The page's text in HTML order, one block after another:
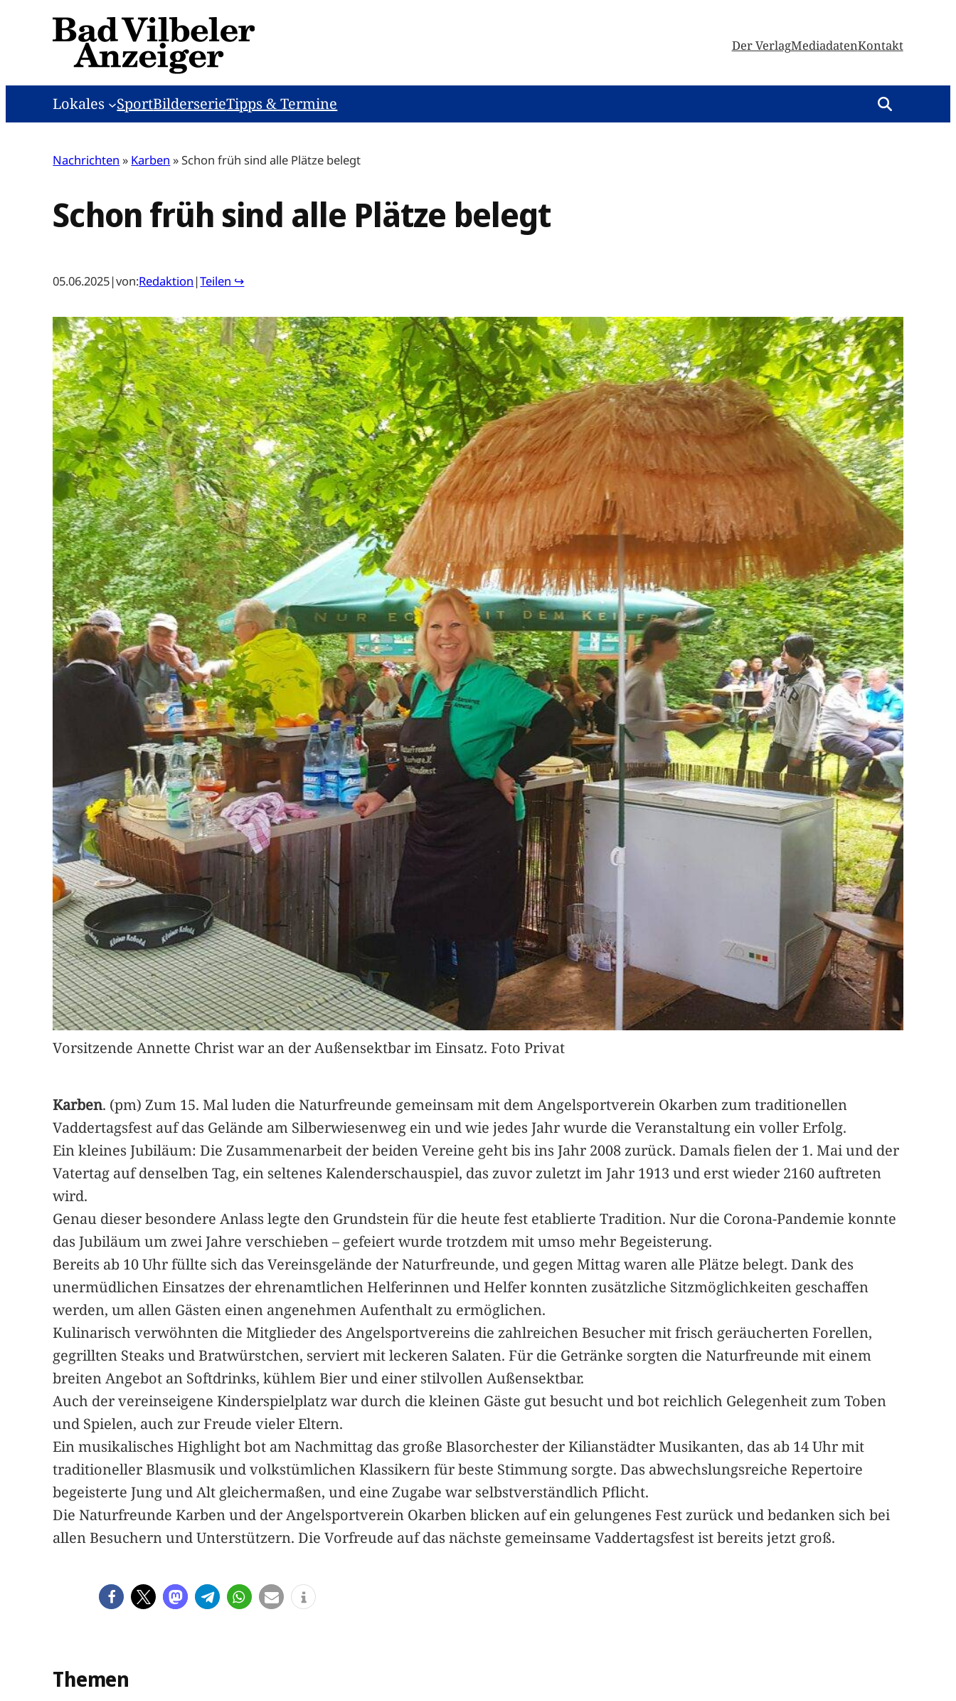
Der VerlagMediadatenKontakt
Lokales SportBilderserieTipps & Termine
Nachrichten » Karben »Schon früh sind alle Plätze belegt
Schon früh sind alle Plätze belegt
05.06.2025|von:Redaktion |Teilen ↪
Vorsitzende Annette Christ war an der Außensektbar im Einsatz. Foto Privat
Karben. (pm) Zum 15. Mal luden die Naturfreunde gemeinsam mit dem Angelsportverein Okarben zum traditionellen
Vaddertagsfest auf das Gelände am Silberwiesenweg ein und wie jedes Jahr wurde die Veranstaltung ein voller Erfolg.
Ein kleines Jubiläum: Die Zusammenarbeit der beiden Vereine geht bis ins Jahr 2008 zurück. Damals fielen der 1. Mai und der
Vatertag auf denselben Tag, ein seltenes Kalenderschauspiel, das zuvor zuletzt im Jahr 1913 und erst wieder 2160 auftreten
wird.
Genau dieser besondere Anlass legte den Grundstein für die heute fest etablierte Tradition. Nur die Corona-Pandemie konnte
das Jubiläum um zwei Jahre verschieben – gefeiert wurde trotzdem mit umso mehr Begeisterung.
Bereits ab 10 Uhr füllte sich das Vereinsgelände der Naturfreunde, und gegen Mittag waren alle Plätze belegt. Dank des
unermüdlichen Einsatzes der ehrenamtlichen Helferinnen und Helfer konnten zusätzliche Sitzmöglichkeiten geschaffen
werden, um allen Gästen einen angenehmen Aufenthalt zu ermöglichen.
Kulinarisch verwöhnten die Mitglieder des Angelsportvereins die zahlreichen Besucher mit frisch geräucherten Forellen,
gegrillten Steaks und Bratwürstchen, serviert mit leckeren Salaten. Für die Getränke sorgten die Naturfreunde mit einem
breiten Angebot an Softdrinks, kühlem Bier und einer stilvollen Außensektbar.
Auch der vereinseigene Kinderspielplatz war durch die kleinen Gäste gut besucht und bot reichlich Gelegenheit zum Toben
und Spielen, auch zur Freude vieler Eltern.
Ein musikalisches Highlight bot am Nachmittag das große Blasorchester der Kilianstädter Musikanten, das ab 14 Uhr mit
traditioneller Blasmusik und volkstümlichen Klassikern für beste Stimmung sorgte. Das abwechslungsreiche Repertoire
begeisterte Jung und Alt gleichermaßen, und eine Zugabe war selbstverständlich Pflicht.
Die Naturfreunde Karben und der Angelsportverein Okarben blicken auf ein gelungenes Fest zurück und bedanken sich bei
allen Besuchern und Unterstützern. Die Vorfreude auf das nächste gemeinsame Vaddertagsfest ist bereits jetzt groß.
Themen